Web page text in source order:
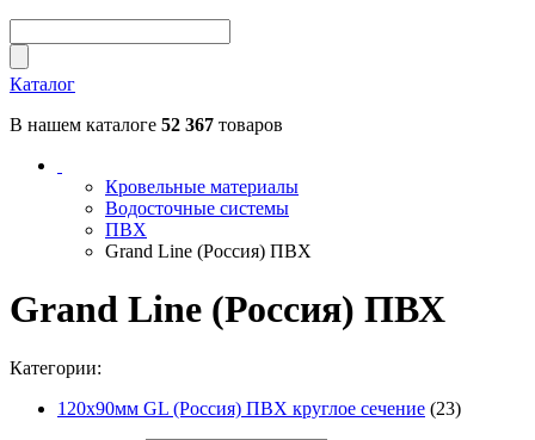
Каталог
В нашем каталоге 52 367 товаров
Кровельные материалы
Водосточные системы
ПВХ
Grand Line (Россия) ПВХ
Grand Line (Россия) ПВХ
Категории:
120х90мм GL (Россия) ПВХ круглое сечение (23)